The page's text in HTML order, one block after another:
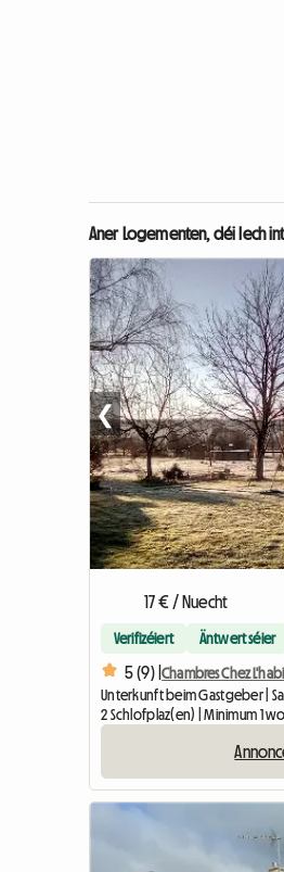
Aner Logementen, déi Iech
❮
17 € / Nuecht
Verifizéiert Äntwert séier
5 (9) |Chambres Chez
Unterkunft beim Gastgeber |
2 Schlofplaz(en) | Minimum 1